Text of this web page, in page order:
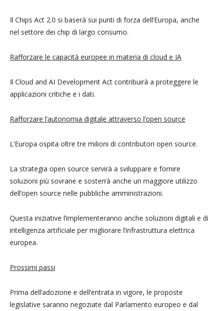
Il Chips Act 2.0 si baserà sui punti di forza dell’Europa, anche
nel settore dei chip di largo consumo.
Rafforzare le capacità europee in materia di cloud e IA
Il Cloud and AI Development Act contribuirà a proteggere le
applicazioni critiche e i dati.
Rafforzare l’autonomia digitale attraverso l’open source
L’Europa ospita oltre tre milioni di contributori open source.
La strategia open source servirà a sviluppare e fornire
soluzioni più sovrane e sosterrà anche un maggiore utilizzo
dell’open source nelle pubbliche amministrazioni.
Questa iniziative l’implementeranno anche soluzioni digitali e di
intelligenza artificiale per migliorare l’infrastruttura elettrica
europea.
Prossimi passi
Prima dell’adozione e dell’entrata in vigore, le proposte
legislative saranno negoziate dal Parlamento europeo e dal